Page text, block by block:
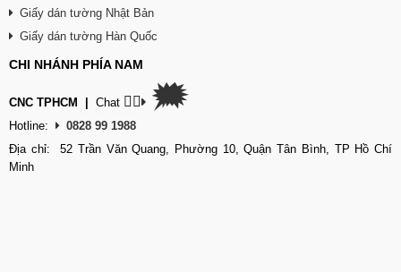
Giấy dán tường Nhật Bản
Giấy dán tường Hàn Quốc
CHI NHÁNH PHÍA NAM
CNC TPHCM | Chat 👉🏽 🗯
Hotline:
0828 99 1988
Địa chỉ: 52 Trần Văn Quang, Phường 10, Quận Tân Bình, TP Hồ Chí
Minh